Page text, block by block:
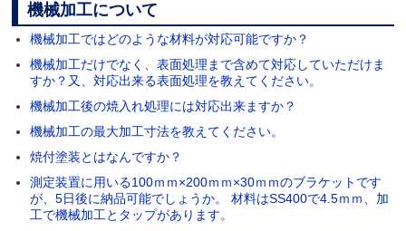
機械加工について
機械加工ではどのような材料が対応可能ですか？
機械加工だけでなく、表面処理まで含めて対応していただけま
すか？又、対応出来る表面処理を教えてください。
機械加工後の焼入れ処理には対応出来ますか？
機械加工の最大加工寸法を教えてください。
焼付塗装とはなんですか？
測定装置に用いる100ｍｍ×200ｍｍ×30ｍｍのブラケットです
が、5日後に納品可能でしょうか。 材料はSS400で4.5ｍｍ、加
工で機械加工とタップがあります。